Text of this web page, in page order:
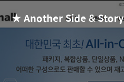
★ Another Side & Story